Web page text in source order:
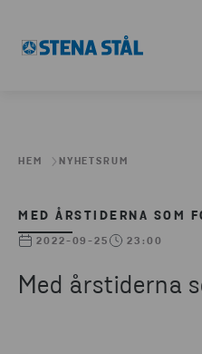
HEM NYHETSRUM
MED ÅRSTIDERNA SOM
2022-09-25 23:00
Med årstiderna